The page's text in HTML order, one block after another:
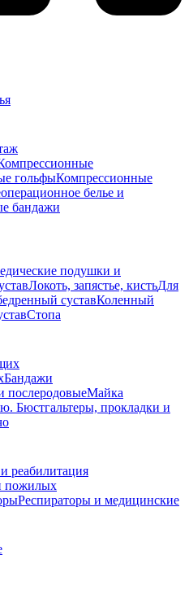
гольфыКомпрессионные
белье и
бандажи
подушки и
Локоть, запястье, кистьДля
суставКоленный
Стопа
Бандажи
послеродовыеМайка
Бюстгальтеры, прокладки и
реабилитация
пожилых
Респираторы и медицинские